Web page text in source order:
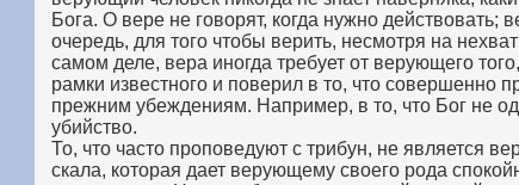
Бога. О вере не говорят, когда нужно действовать;
очередь, для того чтобы верить, несмотря на
самом деле, вера иногда требует от верующего
рамки известного и поверил в то, что совершенно
прежним убеждениям. Например, в то, что Бог не
убийство.
То, что часто проповедуют с трибун, не является
скала, которая дает верующему своего рода